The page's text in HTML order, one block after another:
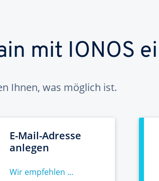
mit IONOS
Ihnen, was möglich ist.
E-Mail-Adresse
anlegen
Wir empfehlen ...